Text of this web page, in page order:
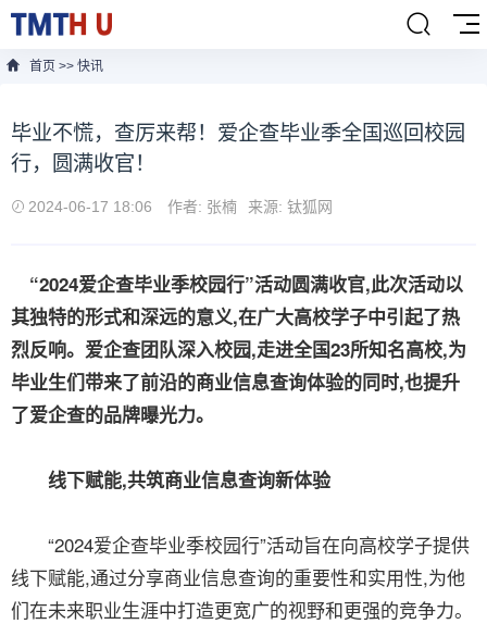
首页 >> 快讯
毕业不慌，查厉来帮！爱企查毕业季全国巡回校园
行，圆满收官！
2024-06-17 18:06 作者: 张楠 来源: 钛狐网
“2024爱企查毕业季校园行”活动圆满收官,此次活动以
其独特的形式和深远的意义,在广大高校学子中引起了热
烈反响。爱企查团队深入校园,走进全国23所知名高校,为
毕业生们带来了前沿的商业信息查询体验的同时,也提升
了爱企查的品牌曝光力。
线下赋能,共筑商业信息查询新体验
“2024爱企查毕业季校园行”活动旨在向高校学子提供
线下赋能,通过分享商业信息查询的重要性和实用性,为他
们在未来职业生涯中打造更宽广的视野和更强的竞争力。